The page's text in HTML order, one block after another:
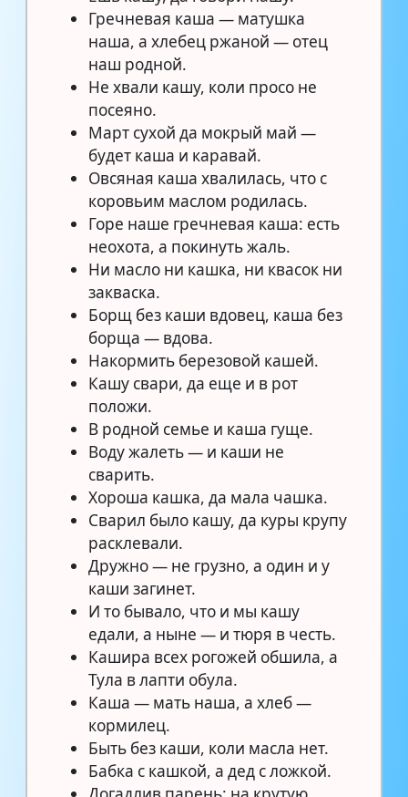
Гречневая каша — матушка
наша, а хлебец ржаной — отец
наш родной.
Не хвали кашу, коли просо не
посеяно.
Март сухой да мокрый май —
будет каша и каравай.
Овсяная каша хвалилась, что с
коровьим маслом родилась.
Горе наше гречневая каша: есть
неохота, а покинуть жаль.
Ни масло ни кашка, ни квасок ни
закваска.
Борщ без каши вдовец, каша без
борща — вдова.
Накормить березовой кашей.
Кашу свари, да еще и в рот
положи.
В родной семье и каша гуще.
Воду жалеть — и каши не
сварить.
Хороша кашка, да мала чашка.
Сварил было кашу, да куры крупу
расклевали.
Дружно — не грузно, а один и у
каши загинет.
И то бывало, что и мы кашу
едали, а ныне — и тюря в честь.
Кашира всех рогожей обшила, а
Тула в лапти обула.
Каша — мать наша, а хлеб —
кормилец.
Быть без каши, коли масла нет.
Бабка с кашкой, а дед с ложкой.